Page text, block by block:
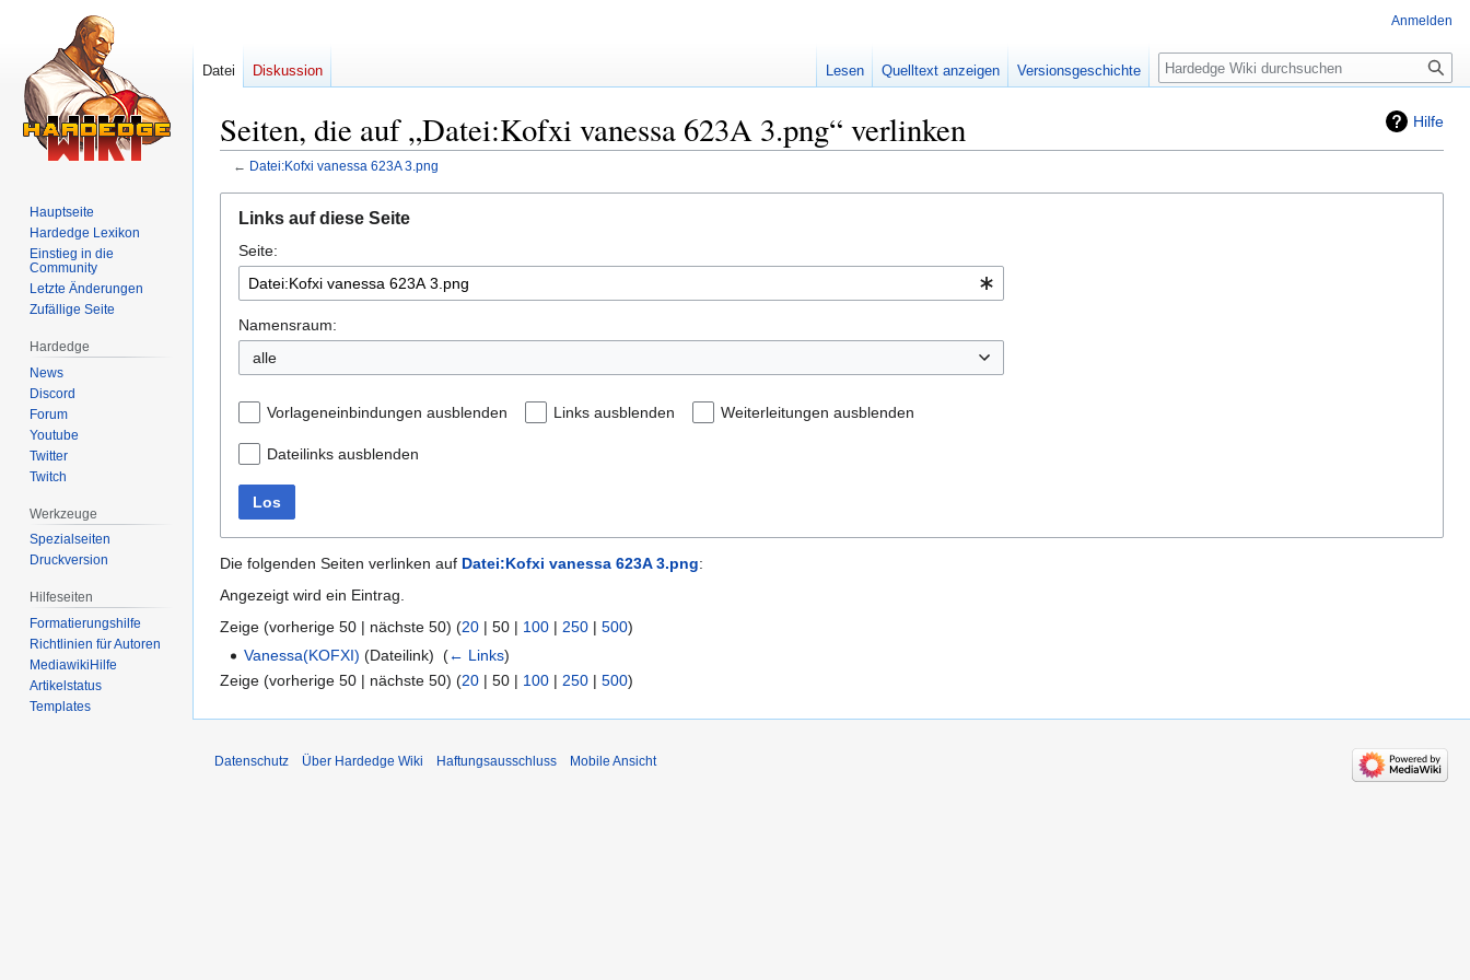
Hilfe
Seiten, die auf „Datei:Kofxi vanessa 623A 3.png“ verlinken
← Datei:Kofxi vanessa 623A 3.png
Navigation
springen
Suche
springen
Links auf diese Seite
Seite:
Namensraum:
alle
Vorlageneinbindungen ausblenden Links ausblenden Weiterleitungen ausblenden
Dateilinks ausblenden
Los
Die folgenden Seiten verlinken auf Datei:Kofxi vanessa 623A 3.png:
Angezeigt wird ein Eintrag.
Zeige (vorherige 50 | nächste 50) (20 | 50 | 100 | 250 | 500)
Vanessa(KOFXI) (Dateilink) ‎(← Links)
Zeige (vorherige 50 | nächste 50) (20 | 50 | 100 | 250 | 500)
Anmelden
Datei Diskussion Lesen Quelltext anzeigen Versionsgeschichte Suche
Hauptseite
Hardedge Lexikon
Einstieg in die
Community
Letzte Änderungen
Zufällige Seite
Hardedge
News
Discord
Forum
Youtube
Twitter
Twitch
Werkzeuge
Spezialseiten
Druckversion
Hilfeseiten
Formatierungshilfe
Richtlinien für Autoren
MediawikiHilfe
Artikelstatus
Templates
Datenschutz Über Hardedge Wiki Haftungsausschluss Mobile Ansicht